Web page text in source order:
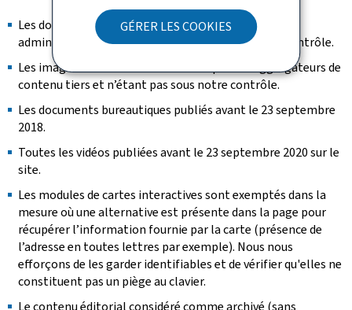
GÉRER LES COOKIES
Les documents en téléchargement fournis par des
administrations tierces et n’étant pas sous notre contrôle.
Les images des flux sociaux fournies par des aggregateurs de
contenu tiers et n’étant pas sous notre contrôle.
Les documents bureautiques publiés avant le 23 septembre
2018.
Toutes les vidéos publiées avant le 23 septembre 2020 sur le
site.
Les modules de cartes interactives sont exemptés dans la
mesure où une alternative est présente dans la page pour
récupérer l’information fournie par la carte (présence de
l’adresse en toutes lettres par exemple). Nous nous
efforçons de les garder identifiables et de vérifier qu'elles ne
constituent pas un piège au clavier.
Le contenu éditorial considéré comme archivé (sans